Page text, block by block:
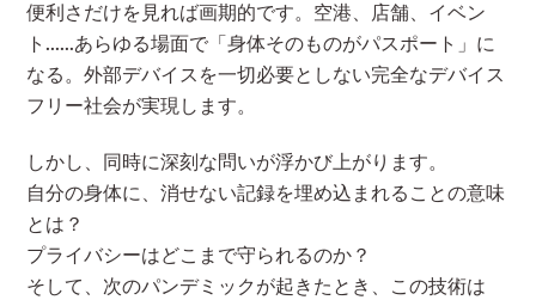
便利さだけを見れば画期的です。空港、店舗、イベン
ト……あらゆる場面で「身体そのものがパスポート」に
なる。外部デバイスを一切必要としない完全なデバイス
フリー社会が実現します。
しかし、同時に深刻な問いが浮かび上がります。
自分の身体に、消せない記録を埋め込まれることの意味
とは？
プライバシーはどこまで守られるのか？
そして、次のパンデミックが起きたとき、この技術は